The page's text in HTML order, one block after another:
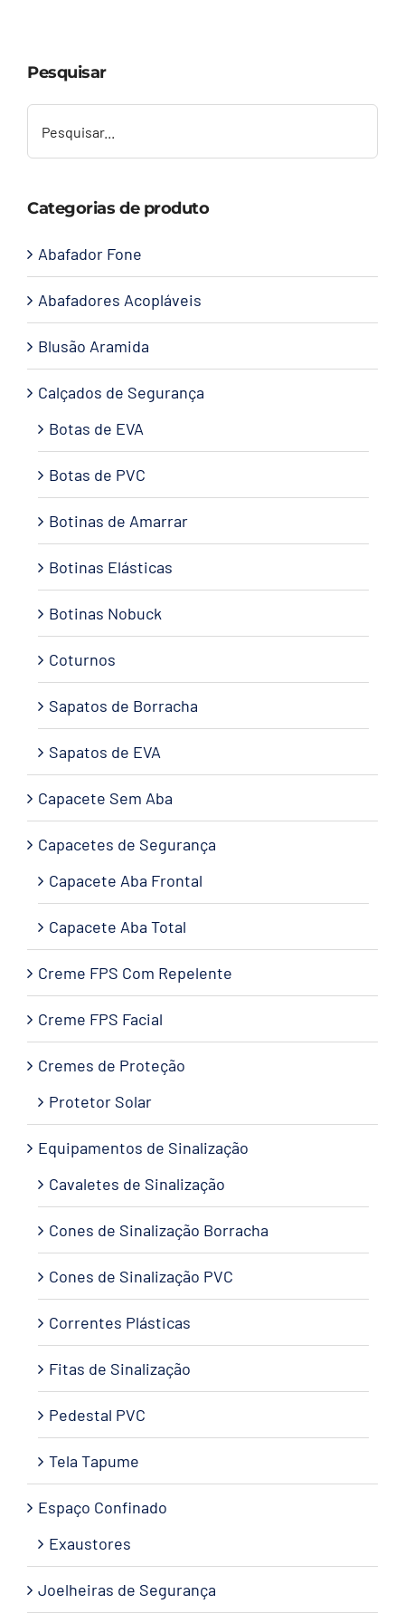
Contato
Pesquisar
Categorias de produto
Abafador Fone
Abafadores Acopláveis
Blusão Aramida
Calçados de Segurança
Botas de EVA
Botas de PVC
Botinas de Amarrar
Botinas Elásticas
Botinas Nobuck
Coturnos
Sapatos de Borracha
Sapatos de EVA
Capacete Sem Aba
Capacetes de Segurança
Capacete Aba Frontal
Capacete Aba Total
Creme FPS Com Repelente
Creme FPS Facial
Cremes de Proteção
Protetor Solar
Equipamentos de Sinalização
Cavaletes de Sinalização
Cones de Sinalização Borracha
Cones de Sinalização PVC
Correntes Plásticas
Fitas de Sinalização
Pedestal PVC
Tela Tapume
Espaço Confinado
Exaustores
Joelheiras de Segurança